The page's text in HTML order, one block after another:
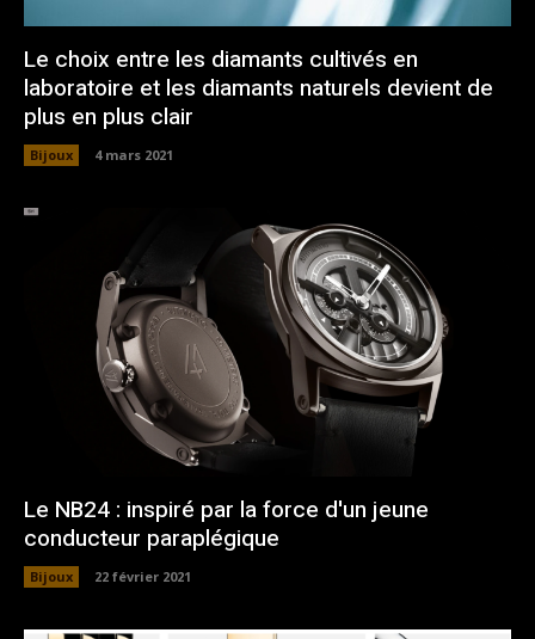
Le choix entre les diamants cultivés en
laboratoire et les diamants naturels devient de
plus en plus clair
Bijoux 4 mars 2021
Le NB24 : inspiré par la force d'un jeune
conducteur paraplégique
Bijoux 22 février 2021